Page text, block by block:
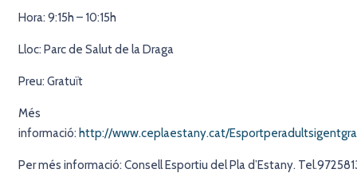
Hora: 9:15h – 10:15h
Lloc: Parc de Salut de la Draga
Preu: Gratuït
Més
informació: http://www.ceplaestany.cat/
Per més informació: Consell Esportiu del Pla d’Estany.